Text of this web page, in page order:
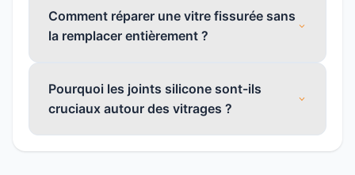
Comment réparer une vitre fissurée sans
la remplacer entièrement ?
Pourquoi les joints silicone sont-ils
cruciaux autour des vitrages ?